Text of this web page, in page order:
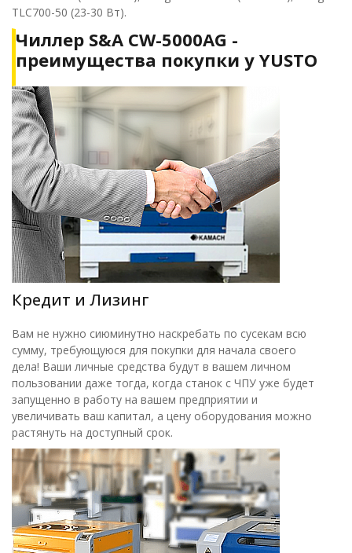
TLC700-50 (23-30 Вт).
Чиллер S&A CW-5000AG -
преимущества покупки у YUSTO
Кредит и Лизинг
Вам не нужно сиюминутно наскребать по сусекам всю
сумму, требующуюся для покупки для начала своего
дела! Ваши личные средства будут в вашем личном
пользовании даже тогда, когда станок с ЧПУ уже будет
запущенно в работу на вашем предприятии и
увеличивать ваш капитал, а цену оборудования можно
растянуть на доступный срок.